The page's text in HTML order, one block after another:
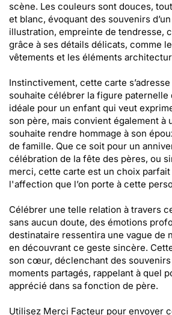
scène. Les couleurs sont douces,
et blanc, évoquant des souvenirs
illustration, empreinte de tendresse,
grâce à ses détails délicats, comme
vêtements et les éléments
Instinctivement, cette carte
souhaite célébrer la figure paternelle
idéale pour un enfant qui veut
son père, mais convient également à
souhaite rendre hommage à son
de famille. Que ce soit pour un
célébration de la fête des pères, ou
merci, cette carte est un choix
l'affection que l’on porte à cette
Célébrer une telle relation à travers
sans aucun doute, des émotions
destinataire ressentira une vague de
en découvrant ce geste sincère.
son cœur, déclenchant des
moments partagés, rappelant à quel
apprécié dans sa fonction de père.
Utilisez Merci Facteur pour envoyer